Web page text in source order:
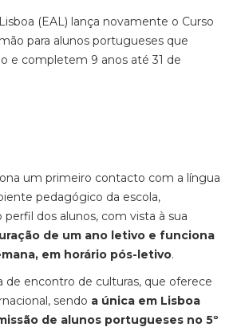
(EAL) lança novamente o Curso
para alunos portugueses que
e completem 9 anos até 31 de
um primeiro contacto com a língua
pedagógico da escola,
perfil dos alunos, com vista à sua
de um ano letivo e funciona
em horário pós-letivo.
de encontro de culturas, que oferece
sendo a única em Lisboa
de alunos portugueses no 5º